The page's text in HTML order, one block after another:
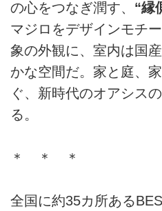
の心をつなぎ潤す、 “縁
マジロをデザインモチ
象の外観に、室内は国
かな空間だ。家と庭、
ぐ、新時代のオアシス
る。
＊ ＊ ＊
全国に約35カ所ある